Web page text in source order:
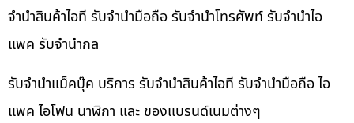
จำนำสินค้าไอที รับจำนำมือถือ รับจำนำโทรศัพท์ รับจำนำไอ
แพค รับจำนำกล
รับจำนำแม็คบุ๊ค บริการ รับจำนำสินค้าไอที รับจำนำมือถือ ไอ
แพค ไอโฟน นาฬิกา และ ของแบรนด์เนมต่างๆ